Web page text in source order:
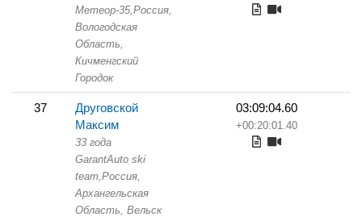
Метеор-35,Россия,
Вологодская
Область,
Кичменгский
Городок
37
Друговской
Максим
33 года
GarantAuto ski
team,Россия,
Архангельская
Область, Вельск
03:09:04.60
+00:20:01.40